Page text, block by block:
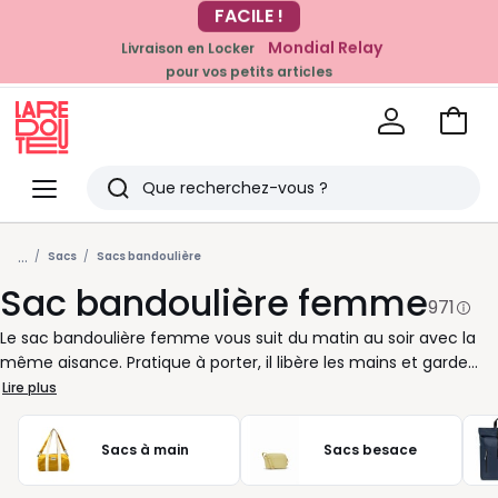
EN CE MOMENT
-20% dès 39€*
sur la mode
Livraison en Locker Mondial Relay
pour vos petits articles
Menu
Redoute
Rechercher
Derniers
articles
vus
Voir
... Sacs Sacs bandoulière
Sac bandoulière femme971
Le sac bandoulière femme vous suit du matin au soir avec la
même aisance. Pratique à porter, il libère les mains et garde
vos essentiels à portée immédiate : téléphone, portefeuille,
clés, lunettes, agenda. Chez La Redoute, nous vous proposons
des modèles adaptés à chaque rythme de vie : petit format
pour sortir léger, version plus spacieuse pour les journées bien
remplies, ligne souple pour un porté décontracté ou forme
Lire plus
Sacs à main Sacs besace